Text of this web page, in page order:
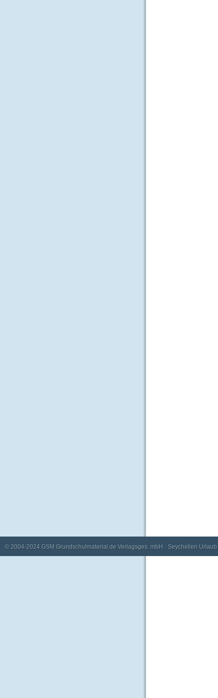
© 2004-2024 GSM Grundschulmaterial.de Verlagsges. mbH · Seychellen Urlaub